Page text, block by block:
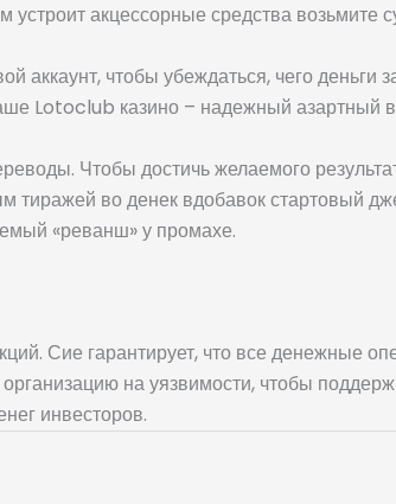
акцессорные средства возьмите
чтобы убеждаться, чего деньги
Lotoclub казино – надежный азартный
Чтобы достичь желаемого
тиражей во денек вдобавок стартовый
«реванш» у промахе.
Сие гарантирует, что все денежные
на уязвимости, чтобы
инвесторов.